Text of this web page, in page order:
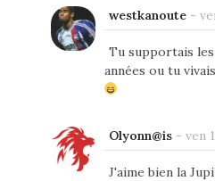
westkanoute-
Tu supportais
années ou tu
Olyonn@is- ven
J'aime bien la